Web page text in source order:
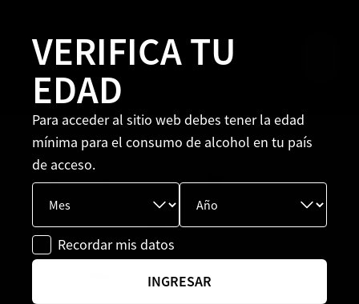
VERIFICA TU
EDAD
Para acceder al sitio web debes tener la edad
mínima para el consumo de alcohol en tu país
de acceso.
Recordar mis datos
INGRESAR
25 agosto 2025 Publicado enEventos
RON CARTAVIO BRILLA EN
LA NEW YORK
INTERNATIONAL SPIRITS